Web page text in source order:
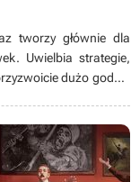
tworzy głównie dla
Uwielbia strategie,
dużo godzin